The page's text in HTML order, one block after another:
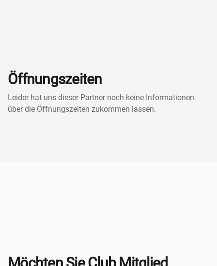
Öffnungszeiten
Leider hat uns dieser Partner noch keine Informationen
über die Öffnungszeiten zukommen lassen.